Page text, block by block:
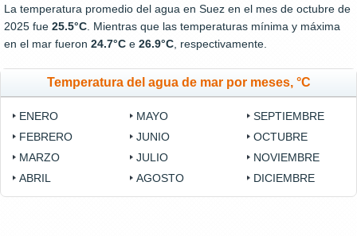
La temperatura promedio del agua en Suez en el mes de octubre de
2025 fue 25.5°C. Mientras que las temperaturas mínima y máxima
en el mar fueron 24.7°C e 26.9°C, respectivamente.
Temperatura del agua de mar por meses, °C
ENERO
FEBRERO
MARZO
ABRIL
MAYO
JUNIO
JULIO
AGOSTO
SEPTIEMBRE
OCTUBRE
NOVIEMBRE
DICIEMBRE